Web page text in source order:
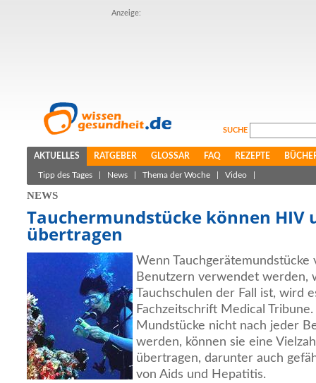
Anzeige:
SUCHE
AKTUELLES RATGEBER GLOSSAR FAQ REZEPTE
Tipp des Tages News Thema der Woche Video
NEWS
Tauchermundstücke können HIV
übertragen
Wenn Tauchgerätemundstücke
Benutzern verwendet werden,
Tauchschulen der Fall ist, wird
Fachzeitschrift Medical
Mundstücke nicht nach jeder
werden, können sie eine
übertragen, darunter auch
von Aids und Hepatitis.